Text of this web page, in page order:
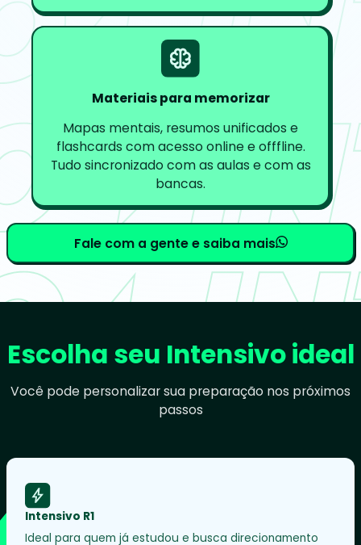
Materiais para memorizar
Mapas mentais, resumos unificados e
flashcards com acesso online e offfline.
Tudo sincronizado com as aulas e com as
bancas.
Fale com a gente e saiba mais
Escolha seu Intensivo ideal
Você pode personalizar sua preparação nos próximos
passos
Intensivo R1
Ideal para quem já estudou e busca direcionamento